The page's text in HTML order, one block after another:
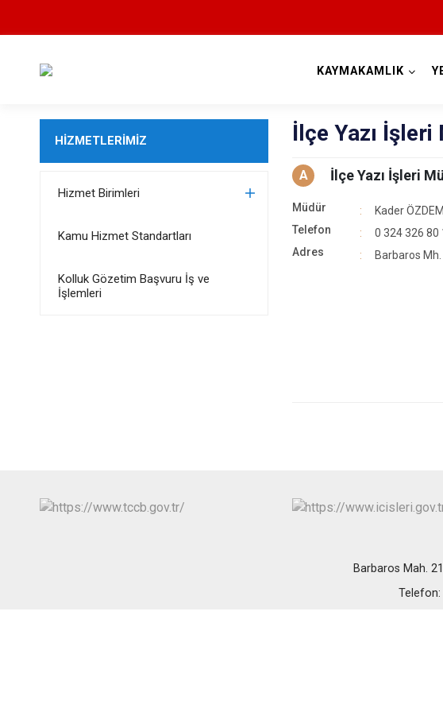
KAYMAKAMLIK
HİZMETLERİMİZ
Hizmet Birimleri
Kamu Hizmet Standartları
Kolluk Gözetim Başvuru İş ve
İşlemleri
İlçe Yazı
A İlçe Yazı İşleri
Müdür
Kader
Telefon
0 324 326 80
Adres
Barbaros
Barbaros Mah.
Telefon: